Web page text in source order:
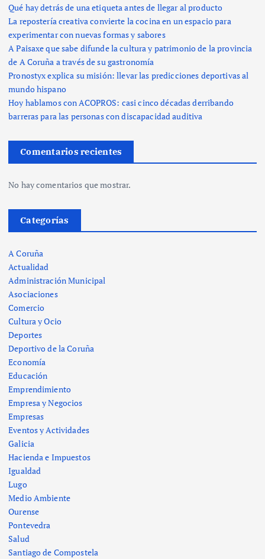
Qué hay detrás de una etiqueta antes de llegar al producto
La repostería creativa convierte la cocina en un espacio para
experimentar con nuevas formas y sabores
A Paisaxe que sabe difunde la cultura y patrimonio de la provincia
de A Coruña a través de su gastronomía
Pronostyx explica su misión: llevar las predicciones deportivas al
mundo hispano
Hoy hablamos con ACOPROS: casi cinco décadas derribando
barreras para las personas con discapacidad auditiva
Comentarios recientes
No hay comentarios que mostrar.
Categorías
A Coruña
Actualidad
Administración Municipal
Asociaciones
Comercio
Cultura y Ocio
Deportes
Deportivo de la Coruña
Economía
Educación
Emprendimiento
Empresa y Negocios
Empresas
Eventos y Actividades
Galicia
Hacienda e Impuestos
Igualdad
Lugo
Medio Ambiente
Ourense
Pontevedra
Salud
Santiago de Compostela